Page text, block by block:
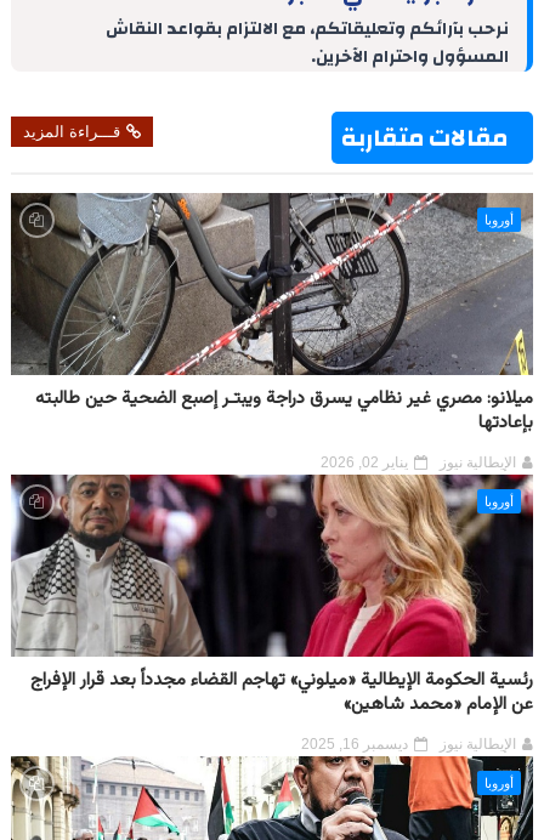
I
e
p
a
o
k
نرحب بآرائكم وتعليقاتكم، مع الالتزام بقواعد النقاش
المسؤول واحترام الآخرين.
مقالات متقاربة قـــراءة المزيد
أوروبا
ميلانو: مصري غير نظامي يسرق دراجة ويبتـر إصبع الضحية حين طالبته
بإعادتها
الإيطالية نيوز يناير 02, 2026
أوروبا
رئسية الحكومة الإيطالية «ميلوني» تهاجم القضاء مجدداً بعد قرار الإفراج
عن الإمام «محمد شاهين»
الإيطالية نيوز ديسمبر 16, 2025
أوروبا